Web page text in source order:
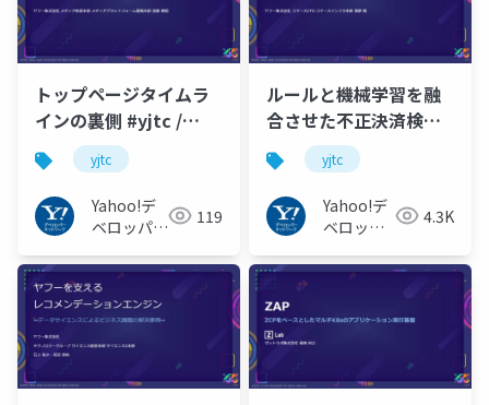
トップページタイムラ
インの裏側 #yjtc /
YJTC21 A-1
yjtc
Yahoo!デ
ベロッパー
ク
119
ルールと機械学習を融
合させた不正決済検知
システム #yjtc /
YJTC21 A-2
yjtc
Yahoo!デ
ベロッパ
ワーク
4.3K